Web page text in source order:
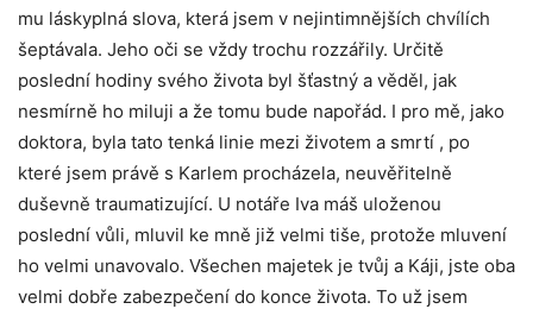
mu láskyplná slova, která jsem v nejintimnějších chvílích
šeptávala. Jeho oči se vždy trochu rozzářily. Určitě
poslední hodiny svého života byl šťastný a věděl, jak
nesmírně ho miluji a že tomu bude napořád. I pro mě, jako
doktora, byla tato tenká linie mezi životem a smrtí , po
které jsem právě s Karlem procházela, neuvěřitelně
duševně traumatizující. U notáře Iva máš uloženou
poslední vůli, mluvil ke mně již velmi tiše, protože mluvení
ho velmi unavovalo. Všechen majetek je tvůj a Káji, jste oba
velmi dobře zabezpečení do konce života. To už jsem